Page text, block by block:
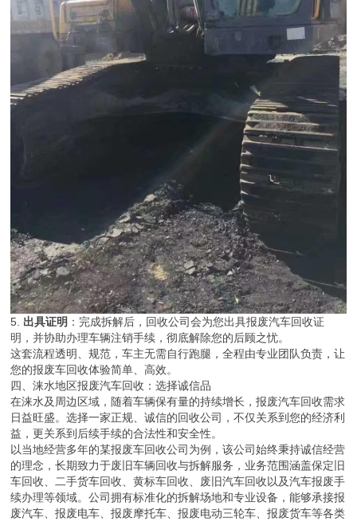
5. 出具证明 ：完成拆解后，回收公司会为您出具报废汽车回收证
明，并协助办理车辆注销手续，彻底解除您的后顾之忧。
这套流程透明、规范，车主无需自行跑腿，全程由专业团队负责，让
您的报废车回收体验简单、高效。
四、涞水地区报废汽车回收：选择诚信品
在涞水及周边区域，随着车辆保有量的持续增长，报废汽车回收需求
日益旺盛。选择一家正规、诚信的回收公司，不仅关系到您的经济利
益，更关系到后续手续的合法性和安全性。
以当地经营多年的某报废车回收公司为例，该公司始终秉持诚信经营
的理念，长期致力于废旧车辆回收与拆解服务，业务范围涵盖保定旧
车回收、二手货车回收、黄标车回收、废旧汽车回收以及汽车报废手
续办理等领域。公司拥有标准化的拆解场地和专业设备，能够承接报
废汽车、报废电车、报废摩托车、报废电动三轮车、报废货车等各类